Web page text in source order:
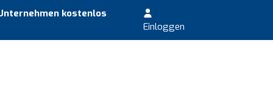
kostenlos
Einloggen